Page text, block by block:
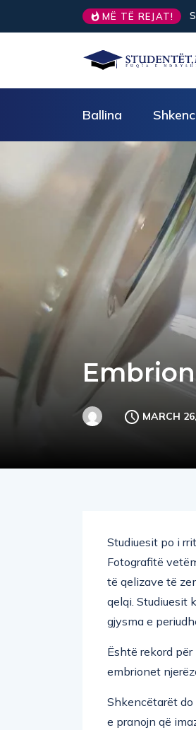
MË TË REJAT!
kafe në ditë ndihmon në uljen e
Ballina
MARCH
Studiuesit po i
Fotografitë
të qelizave të
qelqi. Studiuesit
gjysma e
Është rekord
embrionet
Shkencëtarët
e pranojn që